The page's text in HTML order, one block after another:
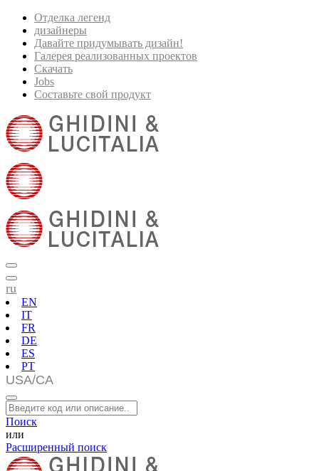
Отделка легенд
дизайнеры
Давайте придумывать дизайн!
Галерея реализованных проектов
Скачать
Jobs
Составьте свой продукт
ru
EN
IT
FR
DE
ES
PT
Поиск
или
Расширенный поиск